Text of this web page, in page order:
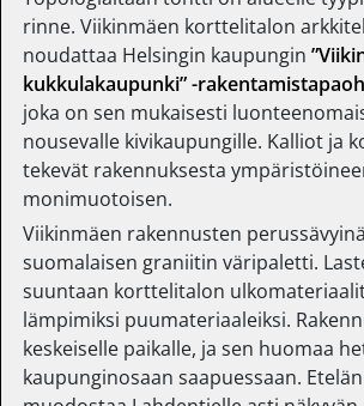
rinne. Viikinmäen korttelitalon
noudattaa Helsingin kaupungin
kukkulakaupunki” -
joka on sen mukaisesti
nousevalle kivikaupungille. Kalliot ja
tekevät rakennuksesta
monimuotoisen.
Viikinmäen rakennusten
suomalaisen graniitin väripaletti.
suuntaan korttelitalon
lämpimiksi puumateriaaleiksi.
keskeiselle paikalle, ja sen huomaa
kaupunginosaan saapuessaan.